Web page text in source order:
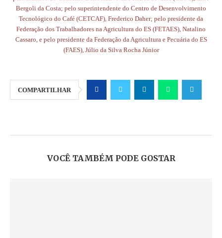
Bergoli da Costa; pelo superintendente do Centro de Desenvolvimento
Tecnológico do Café (CETCAF), Frederico Daher; pelo presidente da
Federação dos Trabalhadores na Agricultura do ES (FETAES), Natalino
Cassaro, e pelo presidente da Federação da Agricultura e Pecuária do ES
(FAES), Júlio da Silva Rocha Júnior
COMPARTILHAR
VOCÊ TAMBÉM PODE GOSTAR